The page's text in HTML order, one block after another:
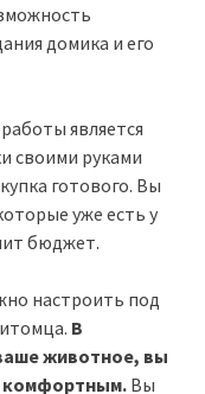
домика и его
является
своими руками
готового. Вы
уже есть у
бюджет.
настроить под
В
животное, вы
комфортным. Вы